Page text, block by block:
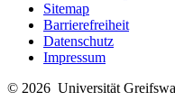
Sitemap
Barrierefreiheit
Datenschutz
Impressum
© 2026 Universität